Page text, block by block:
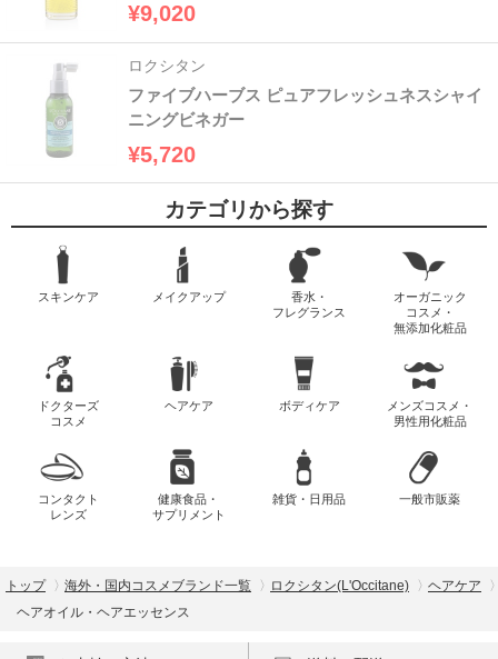
¥9,020
ロクシタン
ファイブハーブス ピュアフレッシュネスシャイ
ニングビネガー
¥5,720
カテゴリから探す
スキンケア メイクアップ
香水・
フレグランス
オーガニック
コスメ・
無添加化粧品
ドクターズ
コスメ
ヘアケア ボディケア
メンズコスメ・
男性用化粧品
コンタクト
レンズ
健康食品・
サプリメント
雑貨・日用品 一般市販薬
トップ 海外・国内コスメブランド一覧 ロクシタン(L'Occitane)
ヘアケア
ヘアオイル・ヘアエッセンス